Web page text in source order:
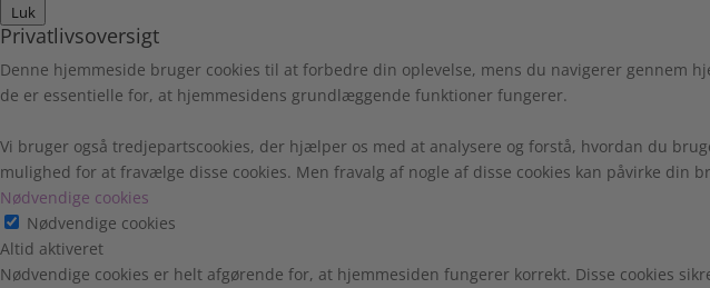
Luk
Privatlivsoversigt
Denne hjemmeside bruger cookies til at forbedre din oplevelse, mens du navigerer gennem
de er essentielle for, at hjemmesidens grundlæggende funktioner fungerer.
Vi bruger også tredjepartscookies, der hjælper os med at analysere og forstå, hvordan du
mulighed for at fravælge disse cookies. Men fravalg af nogle af disse cookies kan påvirke din
Nødvendige cookies
Nødvendige cookies
Altid aktiveret
Nødvendige cookies er helt afgørende for, at hjemmesiden fungerer korrekt. Disse cookies